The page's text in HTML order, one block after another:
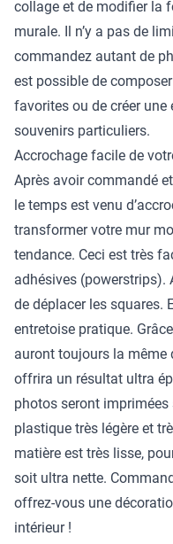
collage et de modifier la
murale. Il n’y a pas de
commandez autant de
est possible de
favorites ou de créer une
souvenirs particuliers.
Accrochage facile de
Après avoir commandé
le temps est venu
transformer votre mur
tendance. Ceci est très
adhésives (powerstrips).
de déplacer les squares.
entretoise pratique.
auront toujours la même
offrira un résultat ultra
photos seront
plastique très légère et
matière est très lisse,
soit ultra nette.
offrez-vous une
intérieur !